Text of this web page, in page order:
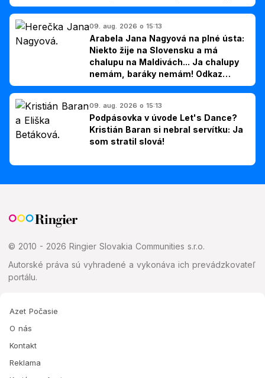
Ellis-Bextor (foto)
09. aug. 2026 o 15:13
Arabela Jana Nagyová na plné ústa:
Niekto žije na Slovensku a má
chalupu na Maldivách... Ja chalupy
nemám, baráky nemám! Odkaz
Slovákom
09. aug. 2026 o 15:13
Podpásovka v úvode Let's Dance?
Kristián Baran si nebral servítku: Ja
som stratil slová!
© 2010 - 2026 Ringier Slovakia Communities s.r.o.
Autorské práva sú vyhradené a vykonáva ich prevádzkovateľ
portálu.
Azet Počasie
O nás
Kontakt
Reklama